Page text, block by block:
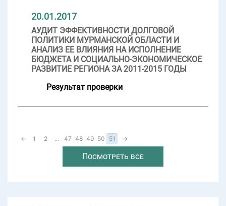
20.01.2017
АУДИТ ЭФФЕКТИВНОСТИ ДОЛГОВОЙ
ПОЛИТИКИ МУРМАНСКОЙ ОБЛАСТИ И
АНАЛИЗ ЕЕ ВЛИЯНИЯ НА ИСПОЛНЕНИЕ
БЮДЖЕТА И СОЦИАЛЬНО-ЭКОНОМИЧЕСКОЕ
РАЗВИТИЕ РЕГИОНА ЗА 2011-2015 ГОДЫ
Результат проверки
← 1 2 ... 47 48 49 50 51 →
Посмотреть все